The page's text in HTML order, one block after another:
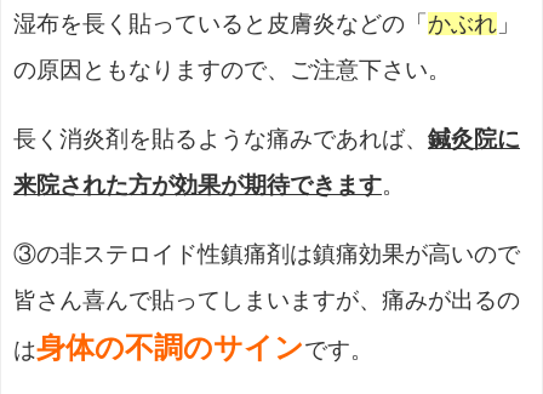
湿布を長く貼っていると皮膚炎などの「 かぶれ 」
の原因ともなりますので、ご注意下さい。
長く消炎剤を貼るような痛みであれば、 鍼灸院に
来院された方が効果が期待できます
③の非ステロイド性鎮痛剤は鎮痛効果が高いので
皆さん喜んで貼ってしまいますが、痛みが出るの
は身体の不調のサインです。